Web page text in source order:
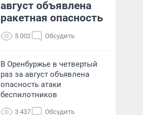
август объявлена
ракетная опасность
5 002 Обсудить
В Оренбуржье в четвертый
раз за август объявлена
опасность атаки
беспилотников
3 437 Обсудить